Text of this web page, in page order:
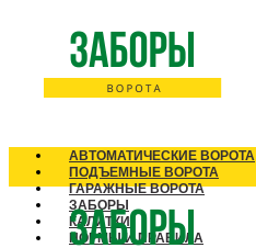
АВТОМАТИЧЕСКИЕ ВОРОТА
ПОДЪЕМНЫЕ ВОРОТА
ГАРАЖНЫЕ ВОРОТА
ЗАБОРЫ
КАЛИТКИ
НОРМЫ И ПРАВИЛА